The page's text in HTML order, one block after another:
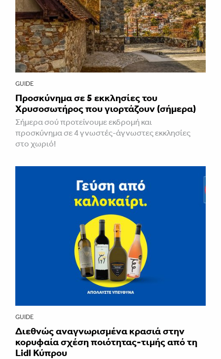
GUIDE
Προσκύνημα σε 5 εκκλησίες του
Χρυσοσωτήρος που γιορτάζουν (σήμερα)
Σήμερα σού προτείνουμε εκδρομή και
προσκύνημα σε 4 γνωστές-άγνωστες εκκλησίες
στο χωριό!
GUIDE
Διεθνώς αναγνωρισμένα κρασιά στην
κορυφαία σχέση ποιότητας-τιμής από τη
Lidl Κύπρου